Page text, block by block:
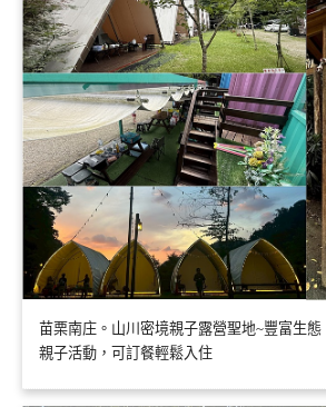
苗栗南庄。山川密境親子露營聖地~豐富生態
親子活動，可訂餐輕鬆入住